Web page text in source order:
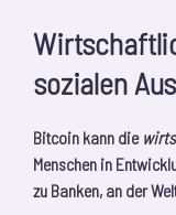
sozialen
Bitcoin kann die
Menschen in
zu Banken, an der